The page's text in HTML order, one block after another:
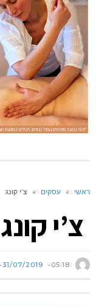
ראשי » עסקים » צ’י קונג
צ’י קונג
31/07/2019 05:18